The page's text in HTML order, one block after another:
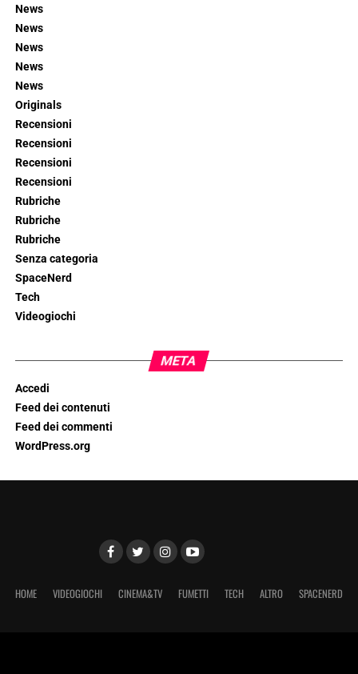
News
News
News
News
News
Originals
Recensioni
Recensioni
Recensioni
Recensioni
Rubriche
Rubriche
Rubriche
Senza categoria
SpaceNerd
Tech
Videogiochi
META
Accedi
Feed dei contenuti
Feed dei commenti
WordPress.org
HOME VIDEOGIOCHI CINEMA&TV FUMETTI TECH ALTRO SPACENERD